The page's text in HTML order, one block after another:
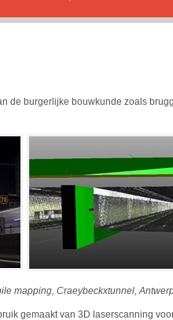
de burgerlijke bouwkunde zoals
mapping, Craeybeckxtunnel,
gemaakt van 3D laserscanning